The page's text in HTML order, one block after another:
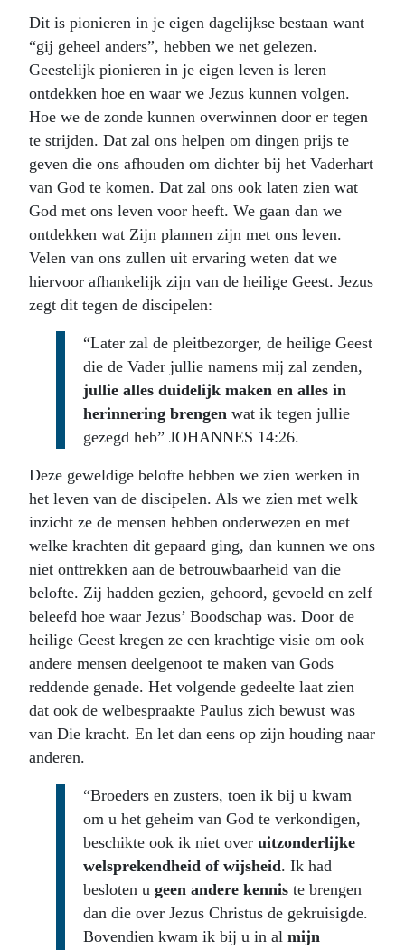
Dit is pionieren in je eigen dagelijkse bestaan want
“gij geheel anders”, hebben we net gelezen.
Geestelijk pionieren in je eigen leven is leren
ontdekken hoe en waar we Jezus kunnen volgen.
Hoe we de zonde kunnen overwinnen door er tegen
te strijden. Dat zal ons helpen om dingen prijs te
geven die ons afhouden om dichter bij het Vaderhart
van God te komen. Dat zal ons ook laten zien wat
God met ons leven voor heeft. We gaan dan we
ontdekken wat Zijn plannen zijn met ons leven.
Velen van ons zullen uit ervaring weten dat we
hiervoor afhankelijk zijn van de heilige Geest. Jezus
zegt dit tegen de discipelen:
“Later zal de pleitbezorger, de heilige Geest
die de Vader jullie namens mij zal zenden,
jullie alles duidelijk maken en alles in
herinnering brengen wat ik tegen jullie
gezegd heb” JOHANNES 14:26.
Deze geweldige belofte hebben we zien werken in
het leven van de discipelen. Als we zien met welk
inzicht ze de mensen hebben onderwezen en met
welke krachten dit gepaard ging, dan kunnen we ons
niet onttrekken aan de betrouwbaarheid van die
belofte. Zij hadden gezien, gehoord, gevoeld en zelf
beleefd hoe waar Jezus’ Boodschap was. Door de
heilige Geest kregen ze een krachtige visie om ook
andere mensen deelgenoot te maken van Gods
reddende genade. Het volgende gedeelte laat zien
dat ook de welbespraakte Paulus zich bewust was
van Die kracht. En let dan eens op zijn houding naar
anderen.
“Broeders en zusters, toen ik bij u kwam
om u het geheim van God te verkondigen,
beschikte ook ik niet over uitzonderlijke
welsprekendheid of wijsheid. Ik had
besloten u geen andere kennis te brengen
dan die over Jezus Christus de gekruisigde.
Bovendien kwam ik bij u in al mijn